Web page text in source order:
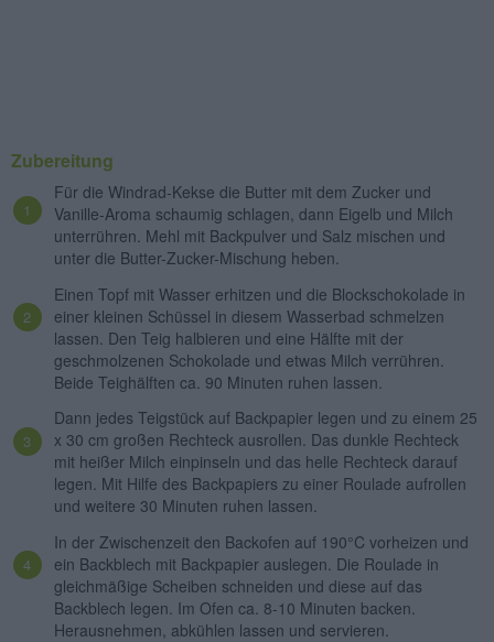
Zubereitung
Für die Windrad-Kekse die Butter mit dem Zucker und
Vanille-Aroma schaumig schlagen, dann Eigelb und Milch
unterrühren. Mehl mit Backpulver und Salz mischen und
unter die Butter-Zucker-Mischung heben.
Einen Topf mit Wasser erhitzen und die Blockschokolade in
einer kleinen Schüssel in diesem Wasserbad schmelzen
lassen. Den Teig halbieren und eine Hälfte mit der
geschmolzenen Schokolade und etwas Milch verrühren.
Beide Teighälften ca. 90 Minuten ruhen lassen.
Dann jedes Teigstück auf Backpapier legen und zu einem 25
x 30 cm großen Rechteck ausrollen. Das dunkle Rechteck
mit heißer Milch einpinseln und das helle Rechteck darauf
legen. Mit Hilfe des Backpapiers zu einer Roulade aufrollen
und weitere 30 Minuten ruhen lassen.
In der Zwischenzeit den Backofen auf 190°C vorheizen und
ein Backblech mit Backpapier auslegen. Die Roulade in
gleichmäßige Scheiben schneiden und diese auf das
Backblech legen. Im Ofen ca. 8-10 Minuten backen.
Herausnehmen, abkühlen lassen und servieren.